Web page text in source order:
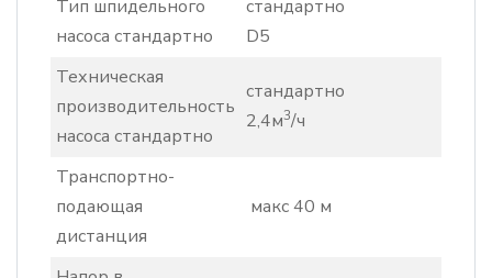
Тип шпидельного
насоса стандартно
стандартно
D5
Техническая
производительность
насоса стандартно
стандартно
2,4м3/ч
Транспортно-
подающая
дистанция
макс 40 м